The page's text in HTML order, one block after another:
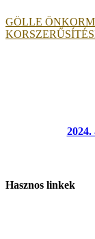
GÖLLE
2024.
Hasznos linkek